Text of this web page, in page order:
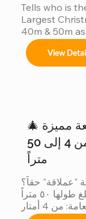
Tells who is
Largest
40m & 50m
China factory
View
🎄 شجرة عيد الميلاد العملاقة: قطعة مميزة
مثالية لمكانك، يتراوح طولها من 4 إلى 50
متراً
"عملاقة" حقاً؟
عندما نتحدث عن شجرة عيد الميلاد التي يبلغ طولها ٥٠ متراً
شجرة عيد ميلاد خارجية كبيرة للأماكن العامة: من 4 أمتار